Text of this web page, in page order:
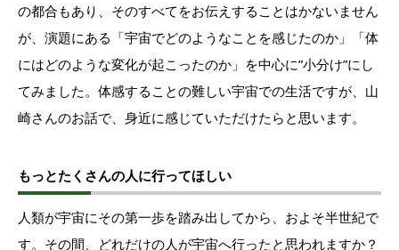
の都合もあり、そのすべてをお伝えすることはかないません
が、演題にある「宇宙でどのようなことを感じたのか」「体
にはどのような変化が起こったのか」を中心に”小分け”にし
てみました。体感することの難しい宇宙での生活ですが、山
崎さんのお話で、身近に感じていただけたらと思います。
もっとたくさんの人に行ってほしい
人類が宇宙にその第一歩を踏み出してから、およそ半世紀で
す。その間、どれだけの人が宇宙へ行ったと思われますか？